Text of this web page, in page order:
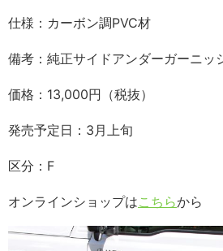
仕様：カーボン調PVC材
備考：純正サイドアンダーガーニッ
価格：13,000円（税抜）
発売予定日：3月上旬
区分：F
オンラインショップはこちらから